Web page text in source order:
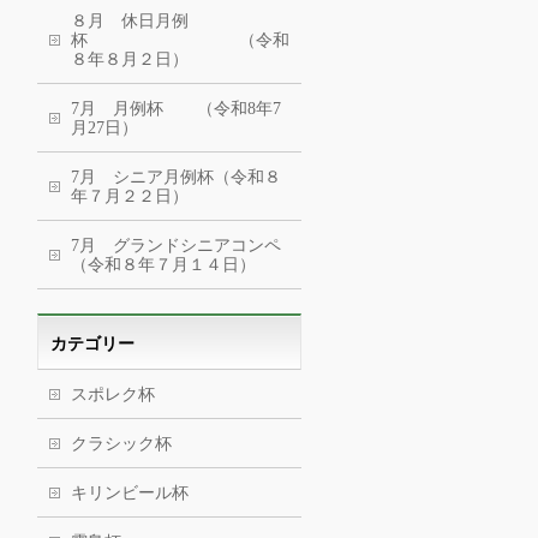
８月 休日月例
杯 （令和
８年８月２日）
7月 月例杯 （令和8年7
月27日）
7月 シニア月例杯（令和８
年７月２２日）
7月 グランドシニアコンペ
（令和８年７月１４日）
カテゴリー
スポレク杯
クラシック杯
キリンビール杯